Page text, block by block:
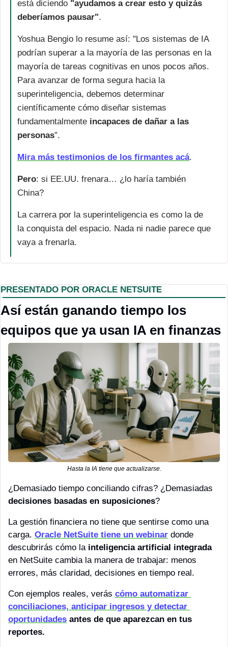
está diciendo "ayudamos a crear esto y quizás
deberíamos pausar".
Yoshua Bengio lo resume así: "Los sistemas de IA
podrían superar a la mayoría de las personas en la
mayoría de tareas cognitivas en unos pocos años.
Para avanzar de forma segura hacia la
superinteligencia, debemos determinar
científicamente cómo diseñar sistemas
fundamentalmente incapaces de dañar a las
personas”.
Mira más testimonios de los firmantes acá.
Pero: si EE.UU. frenara… ¿lo haría también
China?
La carrera por la superinteligencia es como la de
la conquista del espacio. Nada ni nadie parece que
vaya a frenarla.
PRESENTADO POR ORACLE NETSUITE
Así están ganando tiempo los
equipos que ya usan IA en finanzas
Hasta la IA tiene que actualizarse.
decisiones basadas en suposiciones?
La gestión financiera no tiene que sentirse como una
carga. Oracle NetSuite tiene un webinar donde
descubrirás cómo la inteligencia artificial integrada
en NetSuite cambia la manera de trabajar: menos
errores, más claridad, decisiones en tiempo real.
Con ejemplos reales, verás cómo automatizar
conciliaciones, anticipar ingresos y detectar
oportunidades antes de que aparezcan en tus
reportes.